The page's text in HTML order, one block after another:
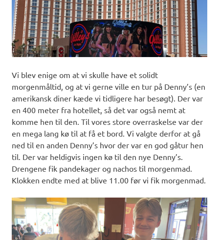
Vi blev enige om at vi skulle have et solidt
morgenmåltid, og at vi gerne ville en tur på Denny’s (en
amerikansk diner kæde vi tidligere har besøgt). Der var
en 400 meter fra hotellet, så det var også nemt at
komme hen til den. Til vores store overraskelse var der
en mega lang kø til at få et bord. Vi valgte derfor at gå
ned til en anden Denny’s hvor der var en god gåtur hen
til. Der var heldigvis ingen kø til den nye Denny’s.
Drengene fik pandekager og nachos til morgenmad.
Klokken endte med at blive 11.00 før vi fik morgenmad.